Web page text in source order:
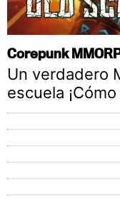
Corepunk
Un verdadero
escuela